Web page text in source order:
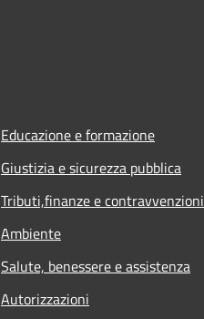
Educazione e formazione
Giustizia e sicurezza pubblica
Tributi,finanze e contravvenzioni
Ambiente
Salute, benessere e assistenza
Autorizzazioni